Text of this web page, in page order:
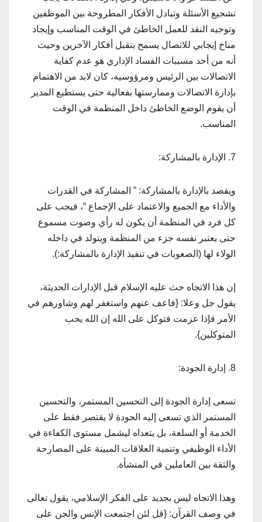
تشجيع الأسئلة وتبادل الأفكار المطروحة بين الموظفين
وتوجيه النقد للعمل الخاطئ في الوقت المناسب وإيجاد
مناخ إيجابي للاتصال يسمح بتقبل أفكار الآخرين وحيث
أنه من أحد مسببات الفساد الإداري هو عدم كفاية
الاتصالات بين الرئيس ومرؤوسيه، كان لابد من الاهتمام
بإدارة الاتصالات وممارستها بفعالية حتى يستطيع المدير
أن يقوم الوضع الخاطئ داخل المنظمة في الوقت
المناسب.
7. الإدارة بالمشاركة:
ويقصد بالإدارة بالمشاركة: ” المشاركة في القدرات
والأداء مع الجميع والاعتماد على الإجماع “، فيجب على
كل فرد في المنظمة أن يكون له رأي وصوت مسموع
حتى يعتبر نفسه جزء من المنظمة ويتولد في داخله
الولاء لها (الصعوبات في تنفيذ الإدارة بالمشاركة:).
إن هذا الاتجاه حث عليه الإسلام قبل الإدارات الحديثة،
يقول جل وعلا: {فاعف عنهم واستغفر لهم وشاورهم في
الأمر فإذا عزمت فتوكل على الله إن الله يحب
المتوكلين}.
8. إدارة الجودة:
تسعى إدارة الجودة إلى التحسين المستمر، والتحسين
المستمر الذي تسعى إليه الجودة لا يقتصر فقط على
الخدمة أو السلعة، بل يتعداه ليشمل مستوى الكفاءة في
الأداء الوظيفي وتنمية العلاقات المبينة على المصارحة
والثقة بين العاملين في المنشأة.
وهذا الاتجاه ليس بجديد على الفكر الإسلامي، يقول تعالى
في وصف القرآن: {قل لئن اجتمعت الإنس والجن على